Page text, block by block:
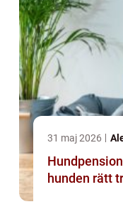
31 maj 2026
Hundpensionat i
hunden rätt